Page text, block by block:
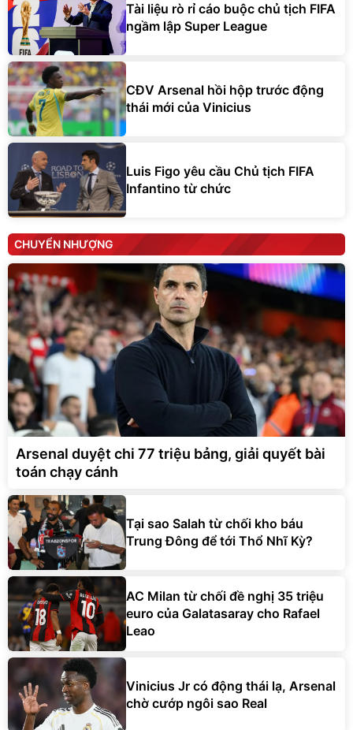
Tài liệu rò rỉ cáo buộc chủ tịch FIFA
ngầm lập Super League
CĐV Arsenal hồi hộp trước động
thái mới của Vinicius
Luis Figo yêu cầu Chủ tịch FIFA
Infantino từ chức
CHUYỂN NHƯỢNG
Arsenal duyệt chi 77 triệu bảng, giải quyết bài
toán chạy cánh
Tại sao Salah từ chối kho báu
Trung Đông để tới Thổ Nhĩ Kỳ?
AC Milan từ chối đề nghị 35 triệu
euro của Galatasaray cho Rafael
Leao
Vinicius Jr có động thái lạ, Arsenal
chờ cướp ngôi sao Real